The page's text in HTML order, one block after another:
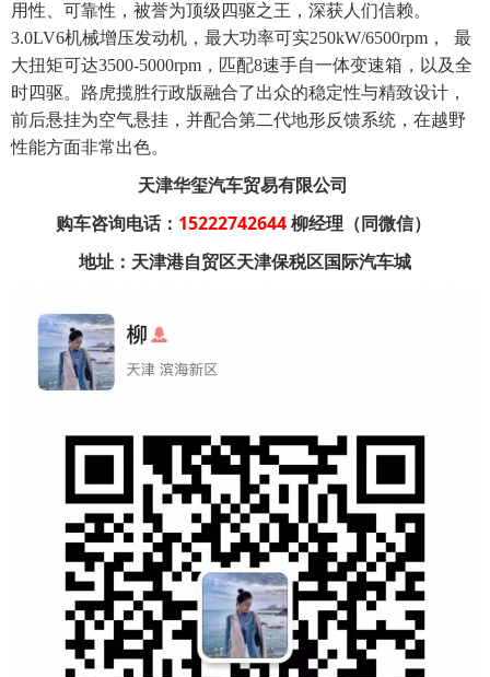
用性、可靠性，被誉为顶级四驱之王，深获人们信赖。
3.0LV6机械增压发动机，最大功率可实250kW/6500rpm， 最
大扭矩可达3500-5000rpm，匹配8速手自一体变速箱，以及全
时四驱。路虎揽胜行政版融合了出众的稳定性与精致设计，
前后悬挂为空气悬挂，并配合第二代地形反馈系统，在越野
性能方面非常出色。
天津华玺汽车贸易有限公司
购车咨询电话： 15222742644 柳经理（同微信）
地址：天津港自贸区天津保税区国际汽车城